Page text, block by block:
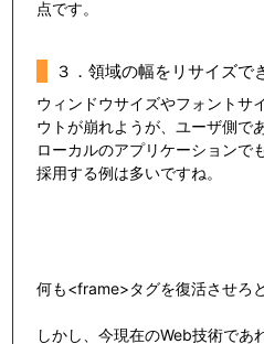
点です。
３．領域の幅をリサイズで
ウィンドウサイズやフォントサ
ウトが崩れようが、ユーザ側で
ローカルのアプリケーションで
採用する例は多いですね。
何も<frame>タグを復活させろ
しかし、今現在のWeb技術で